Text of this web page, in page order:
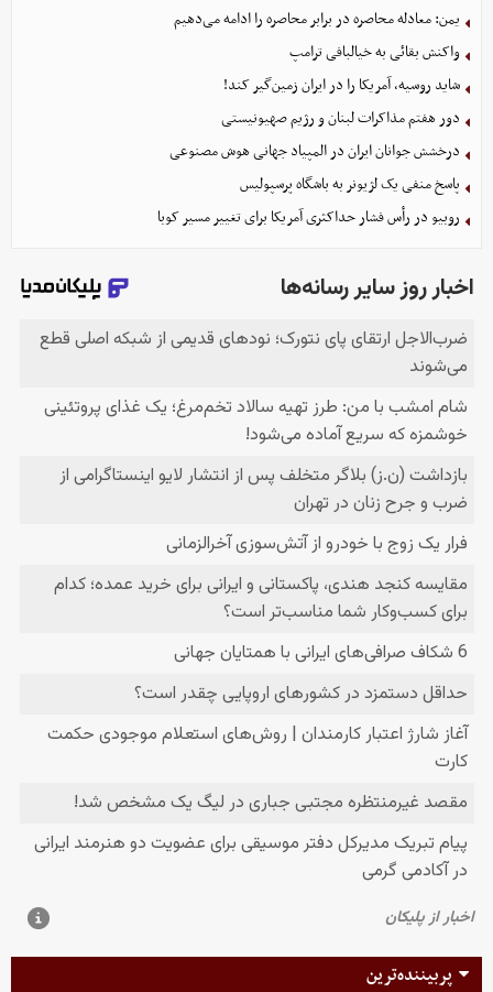
یمن: معادله محاصره در برابر محاصره را ادامه می‌دهیم
واکنش بقائی به خیالبافی ترامپ
شاید روسیه، آمریکا را در ایران زمین‌گیر کند!
دور هفتم مذاکرات لبنان و رژیم صهیونیستی
درخشش جوانان ایران در المپیاد جهانی هوش مصنوعی
پاسخ منفی یک لژیونر به باشگاه پرسپولیس
روبیو در رأس فشار حداکثری آمریکا برای تغییر مسیر کوبا
پربیننده‌ترین